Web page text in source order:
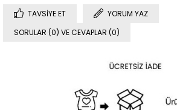
TAVSIYE ET
YORUM YAZ
SORULAR (0) VE CEVAPLAR (0)